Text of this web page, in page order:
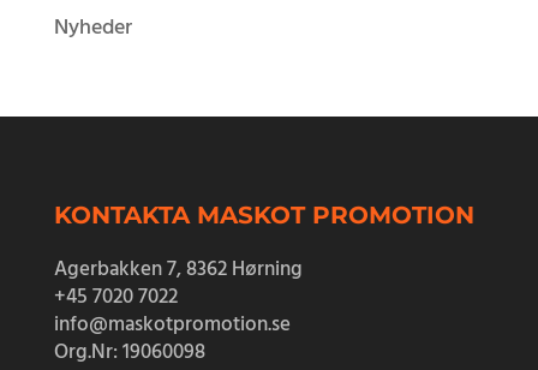
Nyheder
KONTAKTA MASKOT PROMOTION
Agerbakken 7, 8362 Hørning
+45 7020 7022
info@maskotpromotion.se
Org.Nr: 19060098